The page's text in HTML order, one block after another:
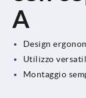
A
Design
Utilizzo
Montaggio